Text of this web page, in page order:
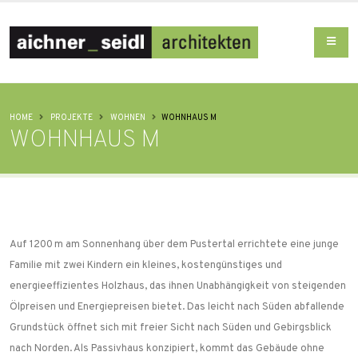
WOHNHAUS M
HOME PROJEKTE WOHNEN WOHNHAUS M
Auf 1200 m am Sonnenhang über dem Pustertal errichtete eine junge
Familie mit zwei Kindern ein kleines, kostengünstiges und
energieeffizientes Holzhaus, das ihnen Unabhängigkeit von steigenden
Ölpreisen und Energiepreisen bietet. Das leicht nach Süden abfallende
Grundstück öffnet sich mit freier Sicht nach Süden und Gebirgsblick
nach Norden. Als Passivhaus konzipiert, kommt das Gebäude ohne